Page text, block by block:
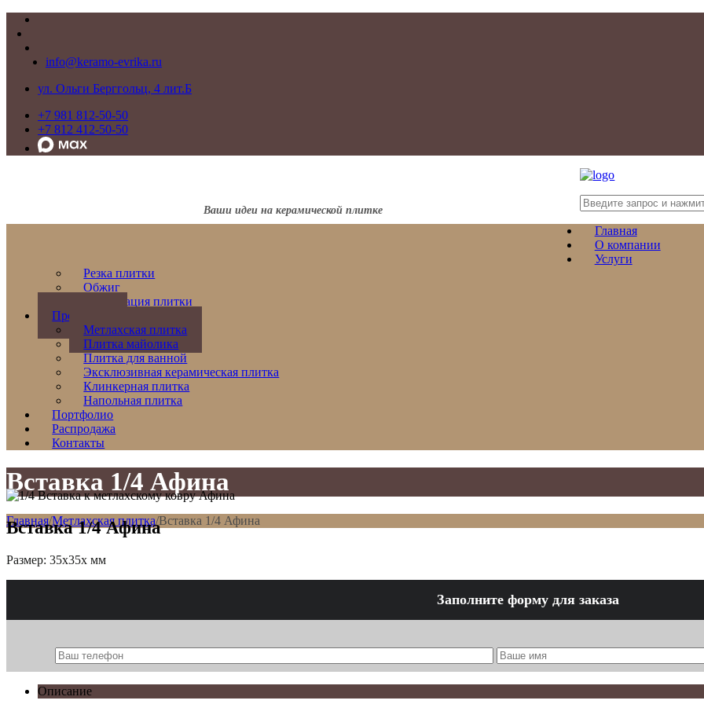
info@keramo-evrika.ru
ул. Ольги Берггольц, 4 лит.Б
+7 981 812-50-50
+7 812 412-50-50
Ваши идеи на керамической плитке
Главная
О компании
Услуги
Резка плитки
Обжиг
Реставрация плитки
Продукция
Метлахская плитка
Плитка майолика
Плитка для ванной
Эксклюзивная керамическая плитка
Клинкерная плитка
Напольная плитка
Портфолио
Распродажа
Контакты
Вставка 1/4 Афина
Главная/Метлахская плитка/Вставка 1/4 Афина
Вставка 1/4 Афина
Размер: 35x35x мм
Заполните форму для заказа
Описание